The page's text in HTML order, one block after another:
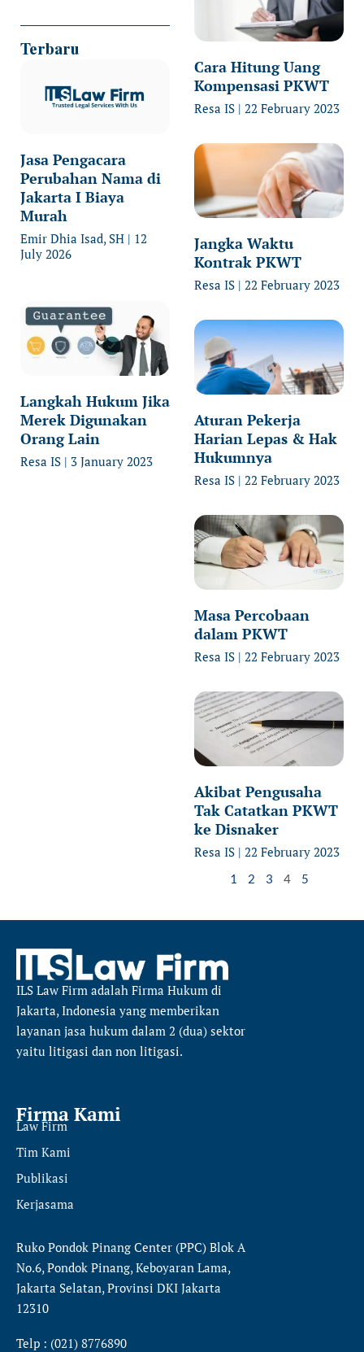
Terbaru
Jasa Pengacara
Perubahan Nama di
Jakarta I Biaya
Murah
Emir Dhia Isad, SH
12
July 2026
Langkah Hukum Jika
Merek Digunakan
Orang Lain
Resa IS 3 January 2023
Cara Hitung Uang
Kompensasi PKWT
Resa IS 22 February 2023
Jangka Waktu
Kontrak PKWT
Resa IS 22 February 2023
Aturan Pekerja
Harian Lepas & Hak
Hukumnya
Resa IS 22 February 2023
Masa Percobaan
dalam PKWT
Resa IS 22 February 2023
Akibat Pengusaha
Tak Catatkan PKWT
ke Disnaker
Resa IS 22 February 2023
1 2 3 4 5
ILS Law Firm adalah Firma Hukum di
Jakarta, Indonesia yang memberikan
layanan jasa hukum dalam 2 (dua) sektor
yaitu litigasi dan non litigasi.
Firma Kami
Law Firm
Tim Kami
Publikasi
Kerjasama
Ruko Pondok Pinang Center (PPC) Blok A
No.6, Pondok Pinang, Keboyaran Lama,
Jakarta Selatan, Provinsi DKI Jakarta
12310
Telp : (021) 8776890